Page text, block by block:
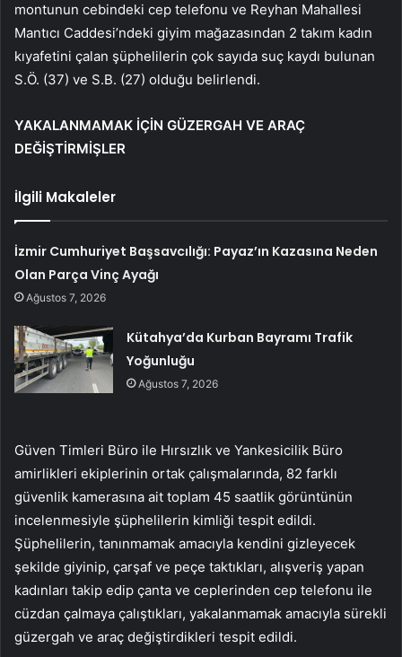
montunun cebindeki cep telefonu ve Reyhan Mahallesi
Mantıcı Caddesi’ndeki giyim mağazasından 2 takım kadın
kıyafetini çalan şüphelilerin çok sayıda suç kaydı bulunan
S.Ö. (37) ve S.B. (27) olduğu belirlendi.
YAKALANMAMAK İÇİN GÜZERGAH VE ARAÇ
DEĞİŞTİRMİŞLER
İlgili Makaleler
İzmir Cumhuriyet Başsavcılığı: Payaz’ın Kazasına Neden
Olan Parça Vinç Ayağı
Ağustos 7, 2026
Kütahya’da Kurban Bayramı Trafik
Yoğunluğu
Ağustos 7, 2026
Güven Timleri Büro ile Hırsızlık ve Yankesicilik Büro
amirlikleri ekiplerinin ortak çalışmalarında, 82 farklı
güvenlik kamerasına ait toplam 45 saatlik görüntünün
incelenmesiyle şüphelilerin kimliği tespit edildi.
Şüphelilerin, tanınmamak amacıyla kendini gizleyecek
şekilde giyinip, çarşaf ve peçe taktıkları, alışveriş yapan
kadınları takip edip çanta ve ceplerinden cep telefonu ile
cüzdan çalmaya çalıştıkları, yakalanmamak amacıyla sürekli
güzergah ve araç değiştirdikleri tespit edildi.